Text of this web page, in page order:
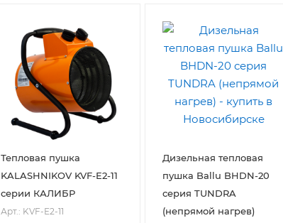
Тепловая пушка
KALASHNIKOV KVF-E2-11
серии КАЛИБР
Арт.: KVF-E2-11
Дизельная тепловая
пушка Ballu BHDN-20
серия TUNDRA
(непрямой нагрев)